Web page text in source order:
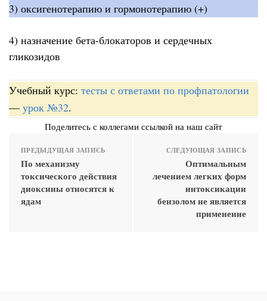
3) оксигенотерапию и гормонотерапию (+)
4) назначение бета-блокаторов и сердечных
гликозидов
Учебный курс: тесты с ответами по профпатологии
— урок №32.
Поделитесь с коллегами ссылкой на наш сайт
ПРЕДЫДУЩАЯ ЗАПИСЬ
По механизму
токсического действия
диоксины относятся к
ядам
СЛЕДУЮЩАЯ ЗАПИСЬ
Оптимальным
лечением легких форм
интоксикации
бензолом не является
применение